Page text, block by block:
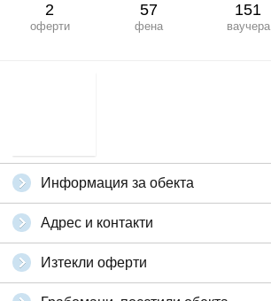
2
оферти
57
фена
151
ваучера
Информация за обекта
Адрес и контакти
Изтекли оферти